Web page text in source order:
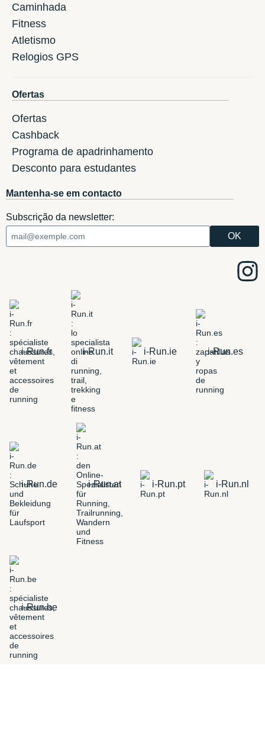
Caminhada
Fitness
Atletismo
Relogios GPS
Ofertas
Ofertas
Cashback
Programa de apadrinhamento
Desconto para estudantes
Mantenha-se em contacto
Subscrição da newsletter:
i-Run.fr i-Run.it i-Run.ie i-Run.es
i-Run.de i-Run.at i-Run.pt i-Run.nl
i-Run.be